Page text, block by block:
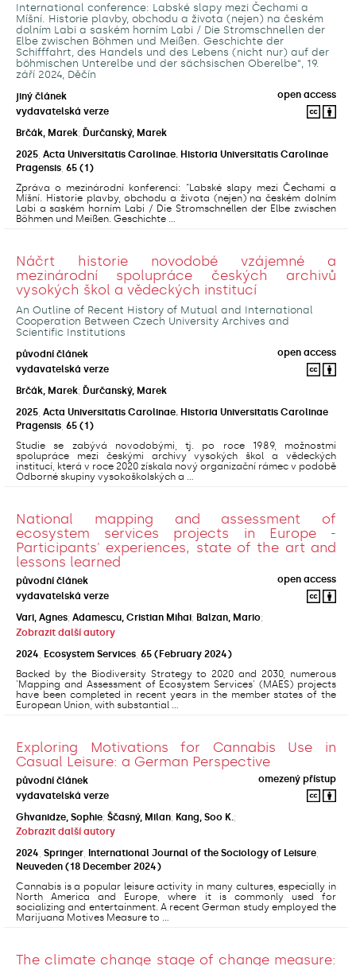
International conference: Labské slapy mezi Čechami a
Míšní. Historie plavby, obchodu a života (nejen) na českém
dolním Labi a saském horním Labi / Die Stromschnellen der
Elbe zwischen Böhmen und Meißen. Geschichte der
Schifffahrt, des Handels und des Lebens (nicht nur) auf der
böhmischen Unterelbe und der sächsischen Oberelbe“, 19.
září 2024, Děčín
jiný článek
open access
vydavatelská verze
Brčák, Marek; Ďurčanský, Marek
2025 Acta Universitatis Carolinae. Historia Universitatis Carolinae
Pragensis 65 (1)
Zpráva o mezinárodní konferenci: "Labské slapy mezi Čechami a
Míšní. Historie plavby, obchodu a života (nejen) na českém dolním
Labi a saském horním Labi / Die Stromschnellen der Elbe zwischen
Böhmen und Meißen. Geschichte ...
Náčrt historie novodobé vzájemné a
mezinárodní spolupráce českých archivů
vysokých škol a vědeckých institucí
An Outline of Recent History of Mutual and International
Cooperation Between Czech University Archives and
Scientific Institutions
původní článek
open access
vydavatelská verze
Brčák, Marek; Ďurčanský, Marek
2025 Acta Universitatis Carolinae. Historia Universitatis Carolinae
Pragensis 65 (1)
Studie se zabývá novodobými, tj. po roce 1989, možnostmi
spolupráce mezi českými archivy vysokých škol a vědeckých
institucí, která v roce 2020 získala nový organizační rámec v podobě
Odborné skupiny vysokoškolských a ...
National mapping and assessment of
ecosystem services projects in Europe -
Participants' experiences, state of the art and
lessons learned
původní článek
open access
vydavatelská verze
Vari, Agnes; Adamescu, Cristian Mihai; Balzan, Mario;
Zobrazit další autory
2024 Ecosystem Services 65 (February 2024)
Backed by the Biodiversity Strategy to 2020 and 2030, numerous
'Mapping and Assessment of Ecosystem Services' (MAES) projects
have been completed in recent years in the member states of the
European Union, with substantial ...
Exploring Motivations for Cannabis Use in
Casual Leisure: a German Perspective
původní článek
omezený přístup
vydavatelská verze
Ghvanidze, Sophie; Ščasný, Milan; Kang, Soo K. ;
Zobrazit další autory
2024 Springer International Journal of the Sociology of Leisure
Neuveden (18 December 2024)
Cannabis is a popular leisure activity in many cultures, especially in
North America and Europe, where it is commonly used for
socializing and entertainment. A recent German study employed the
Marijuana Motives Measure to ...
The climate change stage of change measure: